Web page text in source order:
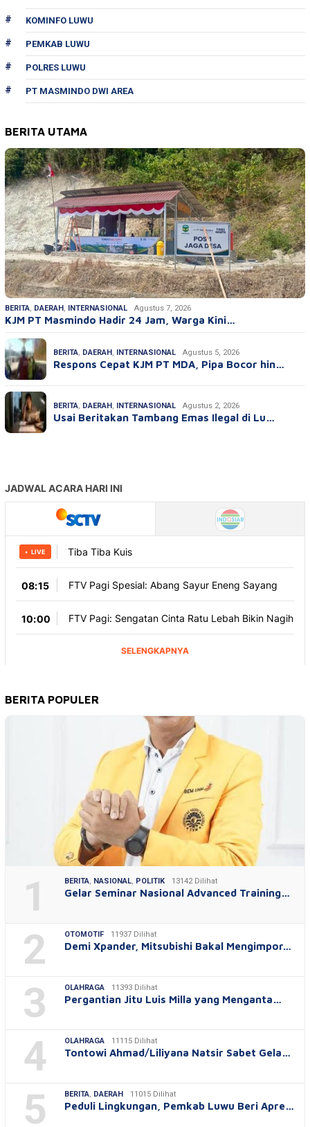
KOMINFO LUWU
PEMKAB LUWU
POLRES LUWU
PT MASMINDO DWI AREA
BERITA UTAMA
BERITA, DAERAH, INTERNASIONAL Agustus 7, 2026
KJM PT Masmindo Hadir 24 Jam, Warga Kini…
BERITA, DAERAH, INTERNASIONAL Agustus 5, 2026
Respons Cepat KJM PT MDA, Pipa Bocor hin…
BERITA, DAERAH, INTERNASIONAL Agustus 2, 2026
Usai Beritakan Tambang Emas Ilegal di Lu…
BERITA POPULER
1 BERITA, NASIONAL, POLITIK 13142 Dilihat
Gelar Seminar Nasional Advanced Training…
2 OTOMOTIF 11937 Dilihat
Demi Xpander, Mitsubishi Bakal Mengimpor…
3 OLAHRAGA 11393 Dilihat
Pergantian Jitu Luis Milla yang Menganta…
4 OLAHRAGA 11115 Dilihat
Tontowi Ahmad/Liliyana Natsir Sabet Gela…
5 BERITA, DAERAH 11015 Dilihat
Peduli Lingkungan, Pemkab Luwu Beri Apre…